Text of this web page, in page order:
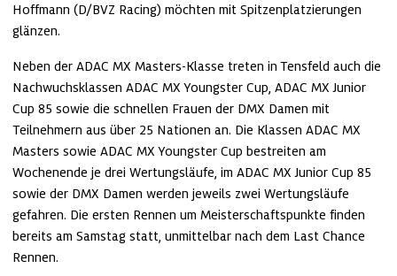
Hoffmann (D/BVZ Racing) möchten mit Spitzenplatzierungen
glänzen.
Neben der ADAC MX Masters-Klasse treten in Tensfeld auch die
Nachwuchsklassen ADAC MX Youngster Cup, ADAC MX Junior
Cup 85 sowie die schnellen Frauen der DMX Damen mit
Teilnehmern aus über 25 Nationen an. Die Klassen ADAC MX
Masters sowie ADAC MX Youngster Cup bestreiten am
Wochenende je drei Wertungsläufe, im ADAC MX Junior Cup 85
sowie der DMX Damen werden jeweils zwei Wertungsläufe
gefahren. Die ersten Rennen um Meisterschaftspunkte finden
bereits am Samstag statt, unmittelbar nach dem Last Chance
Rennen.